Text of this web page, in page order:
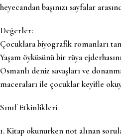
heyecandan başınızı sayfalar
Değerler:
Çocuklara biyografik romanları
Yaşam öyküsünü bir rüya
Osmanlı deniz savaşları ve
maceraları ile çocuklar keyifle
Sınıf Etkinlikleri
1. Kitap okunurken not alınan